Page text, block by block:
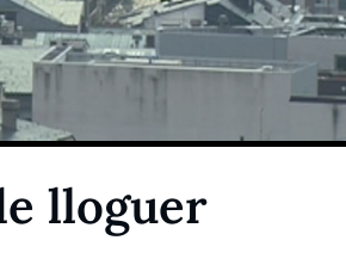
lloguer